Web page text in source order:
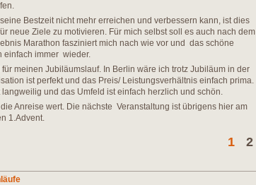
Bestzeit nicht mehr erreichen und verbessern kann, ist dies
neue Ziele zu motivieren. Für mich selbst soll es auch nach dem
Marathon fasziniert mich nach wie vor und das schöne
einfach immer wieder.
meinen Jubiläumslauf. In Berlin wäre ich trotz Jubiläum in der
ist perfekt und das Preis/ Leistungsverhältnis einfach prima.
und das Umfeld ist einfach herzlich und schön.
Anreise wert. Die nächste Veranstaltung ist übrigens hier am
den 1.Advent.
1 2